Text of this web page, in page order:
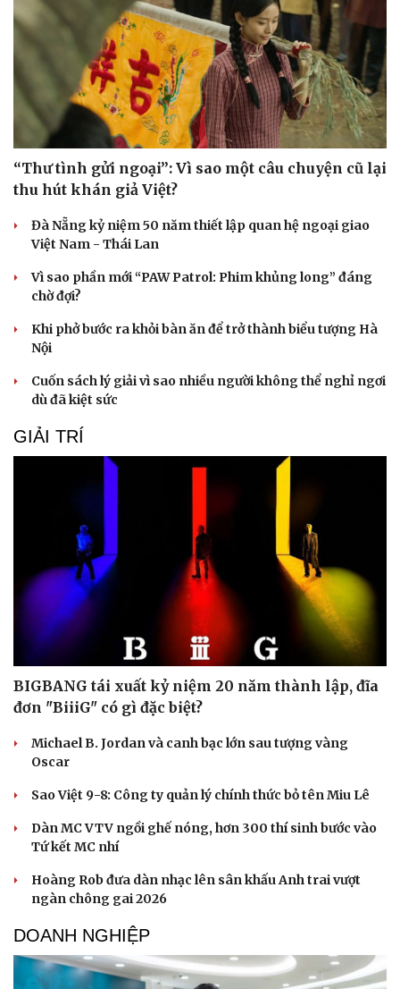
Văn hóa
Sân khấu - Điện ảnh
Văn học
Di sản
Nghệ sĩ
“Thư tình gửi ngoại”: Vì sao một câu chuyện cũ lại
thu hút khán giả Việt?
Đà Nẵng kỷ niệm 50 năm thiết lập quan hệ ngoại giao
Việt Nam - Thái Lan
Vì sao phần mới “PAW Patrol: Phim khủng long” đáng
chờ đợi?
Khi phở bước ra khỏi bàn ăn để trở thành biểu tượng Hà
Nội
Cuốn sách lý giải vì sao nhiều người không thể nghỉ ngơi
dù đã kiệt sức
GIẢI TRÍ
BIGBANG tái xuất kỷ niệm 20 năm thành lập, đĩa
đơn "BiiiG" có gì đặc biệt?
Michael B. Jordan và canh bạc lớn sau tượng vàng
Oscar
Sao Việt 9-8: Công ty quản lý chính thức bỏ tên Miu Lê
Dàn MC VTV ngồi ghế nóng, hơn 300 thí sinh bước vào
Tứ kết MC nhí
Hoàng Rob đưa dàn nhạc lên sân khấu Anh trai vượt
ngàn chông gai 2026
DOANH NGHIỆP